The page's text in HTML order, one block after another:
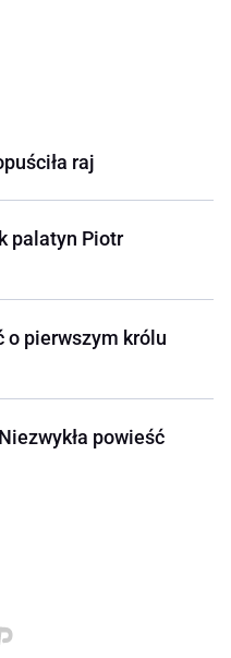
raj
palatyn Piotr
o pierwszym królu
powieść